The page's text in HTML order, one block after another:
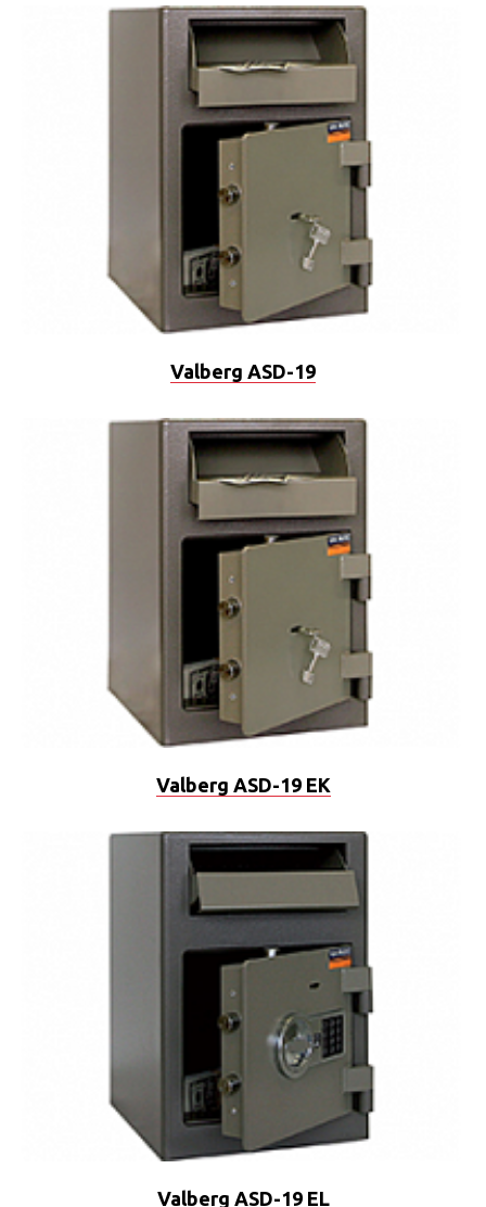
Valberg ASD-19
Valberg ASD-19 EK
Valberg ASD-19 EL